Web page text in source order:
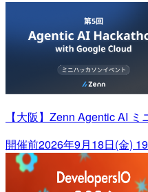
【大阪】Zenn Agentic AI
開催前2026年9月18日(金)